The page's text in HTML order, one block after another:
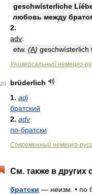
geschwísterliche
любовь между
2.
adv:
etw. (A) geschwísterlich
Универсальный немецко-
20
brüderlich
1. adj
братский
2. adv
по-братски
Современный немецко-
См. также в других
братски — неизм. • по